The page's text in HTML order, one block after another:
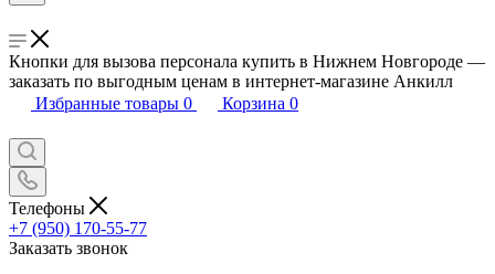
Кнопки для вызова персонала купить в Нижнем Новгороде —
заказать по выгодным ценам в интернет-магазине Анкилл
Избранные товары 0 Корзина 0
Телефоны
+7 (950) 170-55-77
Заказать звонок